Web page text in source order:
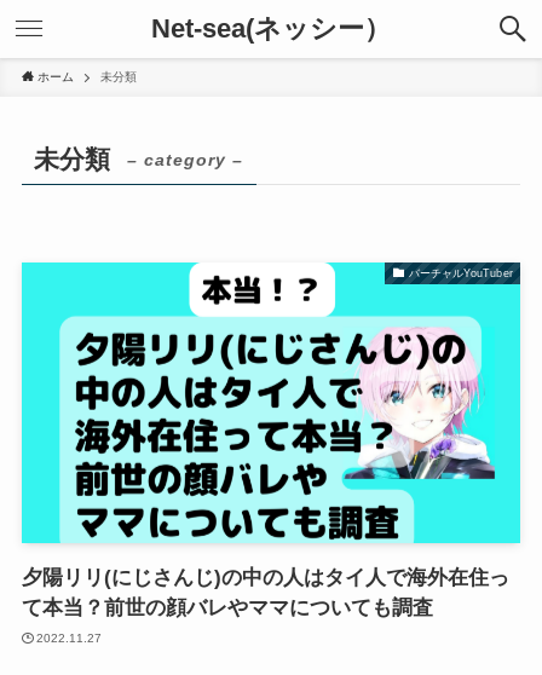
Net-sea(ネッシー）
ホーム 未分類
未分類 – category –
バーチャルYouTuber
夕陽リリ(にじさんじ)の中の人はタイ人で海外在住っ
て本当？前世の顔バレやママについても調査
2022.11.27